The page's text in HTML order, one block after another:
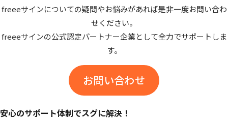
freeeサインについての疑問やお悩みがあれば是非一度お問い合わ
せください。
freeeサインの公式認定パートナー企業として全力でサポートしま
す。
お問い合わせ
安心のサポート体制でスグに解決！